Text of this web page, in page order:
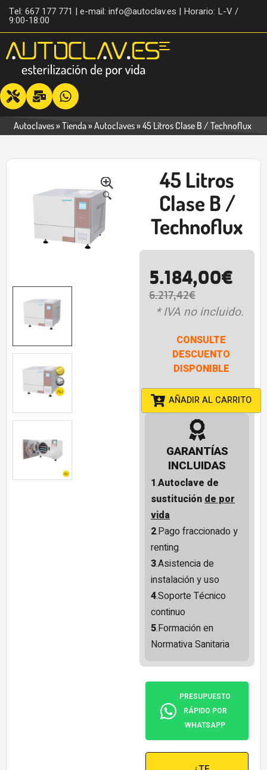
Tel: 667 177 771 | e-mail: info@autoclav.es | Horario: L-V /
9:00-18:00
Autoclaves»Tienda»Autoclaves»45 Litros Clase B / Technoflux
🔍
45 Litros
Clase B /
Technoflux
6.217,42€
5.184,00€
* IVA no incluido.
CONSULTE
DESCUENTO
DISPONIBLE
AÑADIR AL CARRITO
GARANTÍAS
INCLUIDAS
1.Autoclave de
sustituciónde por
vida
2.Pago fraccionado y
renting
3.Asistencia de
instalación y uso
4.Soporte Técnico
continuo
5.Formación en
Normativa Sanitaria
PRESUPUESTO
RÁPIDO POR
WHATSAPP